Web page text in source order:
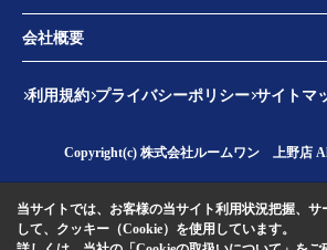
会社概要
利用規約 プライバシーポリシー サイトマ
Copyright(c) 株式会社ルームワン 上野店
当サイトでは、お客様の当サイト利用状況把握、サ
して、クッキー（Cookie）を使用しています。